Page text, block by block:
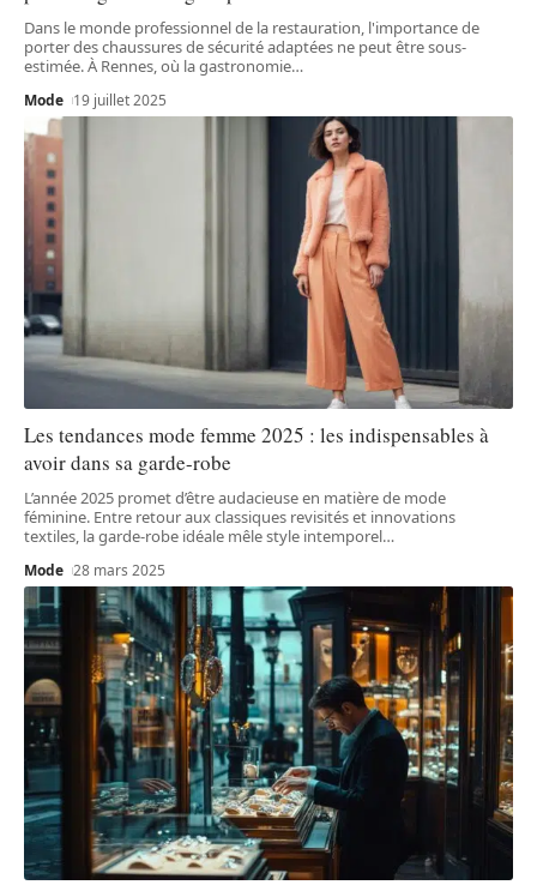
Dans le monde professionnel de la restauration, l'importance de
porter des chaussures de sécurité adaptées ne peut être sous-
estimée. À Rennes, où la gastronomie…
Mode 19 juillet 2025
Les tendances mode femme 2025 : les indispensables à
avoir dans sa garde-robe
L’année 2025 promet d’être audacieuse en matière de mode
féminine. Entre retour aux classiques revisités et innovations
textiles, la garde-robe idéale mêle style intemporel…
Mode 28 mars 2025